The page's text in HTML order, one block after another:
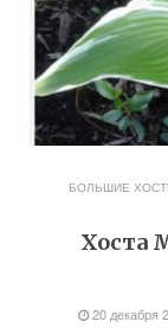
БОЛЬШИЕ
Хоста
20